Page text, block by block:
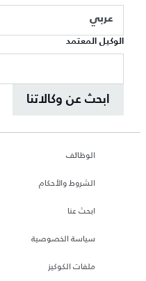
عربي
الوكيل المعتمد
ابحث عن وكالاتنا
الوظائف
الشروط والأحكام
ابحث عنا
سياسة الخصوصية
ملفات الكوكيز